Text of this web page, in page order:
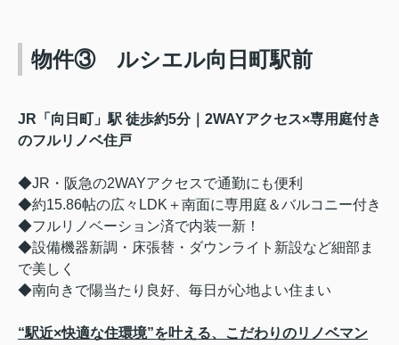
物件③ ルシエル向日町駅前
JR「向日町」駅 徒歩約5分｜2WAYアクセス×専用庭付き
のフルリノベ住戸
◆JR・阪急の2WAYアクセスで通勤にも便利
◆約15.86帖の広々LDK＋南面に専用庭＆バルコニー付き
◆フルリノベーション済で内装一新！
◆設備機器新調・床張替・ダウンライト新設など細部ま
で美しく
◆南向きで陽当たり良好、毎日が心地よい住まい
“駅近×快適な住環境”を叶える、こだわりのリノベマン